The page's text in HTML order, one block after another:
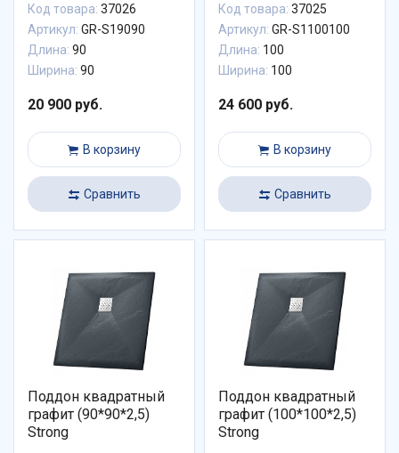
Код товара: 37026
Артикул: GR-S19090
Длина: 90
Ширина: 90
20 900 руб.
В корзину
Сравнить
Код товара: 37025
Артикул: GR-S1100100
Длина: 100
Ширина: 100
24 600 руб.
В корзину
Сравнить
Поддон квадратный
графит (90*90*2,5)
Strong
Поддон квадратный
графит (100*100*2,5)
Strong